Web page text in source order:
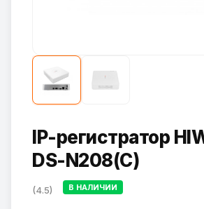
IP-регистратор
DS-N208(C)
(4.5) В НАЛИЧИИ